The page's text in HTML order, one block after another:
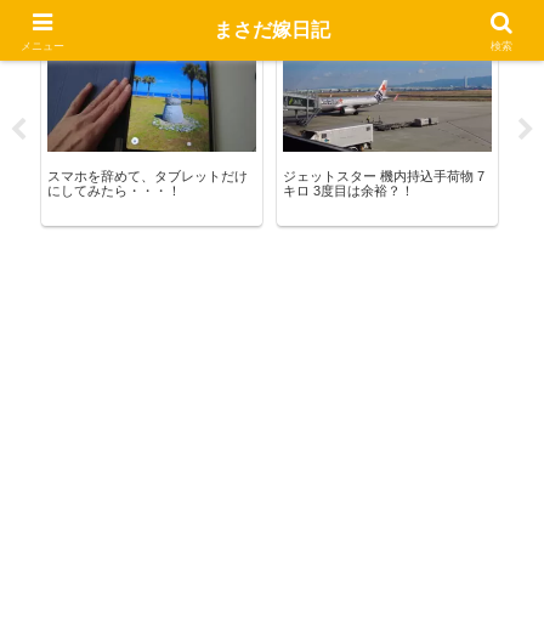
スマホを辞めて、タブレットだけ
にしてみたら・・・！
お出かけ
ジェットスター 機内持込手荷物 7
キロ 3度目は余裕？！
メニュー
まさだ嫁日記
検索